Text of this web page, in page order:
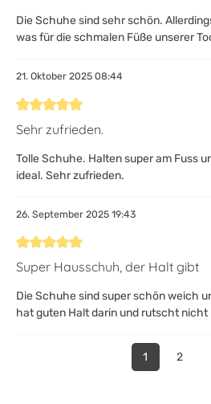
Die Schuhe sind sehr schön.
was für die schmalen Füße unserer
21. Oktober 2025 08:44
Bewertung mit 5 von 5 Sternen
Sehr zufrieden.
Tolle Schuhe. Halten super am Fuss
ideal. Sehr zufrieden.
26. September 2025 19:43
Bewertung mit 5 von 5 Sternen
Super Hausschuh, der Halt gibt
Die Schuhe sind super schön weich
hat guten Halt darin und rutscht nicht
1 2